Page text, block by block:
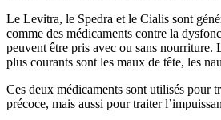
Le Levitra, le Spedra et le Cialis sont
comme des médicaments contre la
peuvent être pris avec ou sans nourriture.
plus courants sont les maux de tête, les
Ces deux médicaments sont utilisés pour
précoce, mais aussi pour traiter